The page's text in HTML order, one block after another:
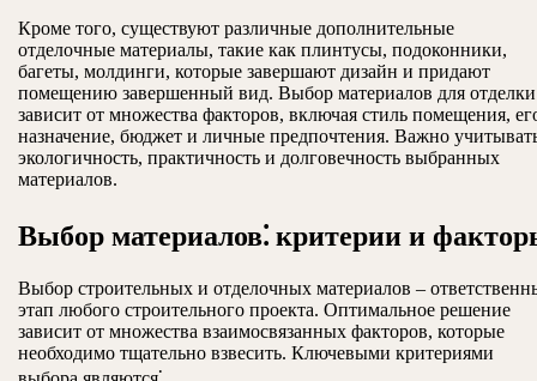
Кроме того, существуют различные дополнительные
отделочные материалы, такие как плинтусы, подоконники,
багеты, молдинги, которые завершают дизайн и придают
помещению завершенный вид. Выбор материалов для отделки
зависит от множества факторов, включая стиль помещения,
назначение, бюджет и личные предпочтения. Важно
экологичность, практичность и долговечность выбранных
материалов.
Выбор материалов⁚ критерии и
Выбор строительных и отделочных материалов –
этап любого строительного проекта. Оптимальное решение
зависит от множества взаимосвязанных факторов, которые
необходимо тщательно взвесить. Ключевыми критериями